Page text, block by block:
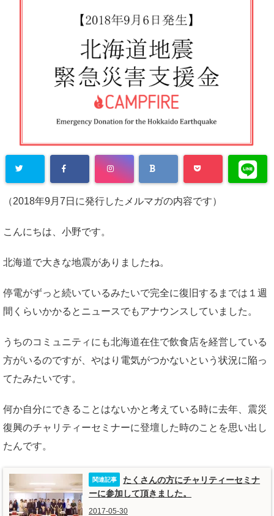
（2018年9月7日に発行したメルマガの内容です）
こんにちは、小野です。
北海道で大きな地震がありましたね。
停電がずっと続いているみたいで完全に復旧するまでは１週
間くらいかかるとニュースでもアナウンスしていました。
うちのコミュニティにも北海道在住で飲食店を経営している
方がいるのですが、やはり電気がつかないという状況に陥っ
てたみたいです。
何か自分にできることはないかと考えている時に去年、震災
復興のチャリティーセミナーに登壇した時のことを思い出し
たんです。
たくさんの方にチャリティーセミナ
ーに参加して頂きました。
2017-05-30